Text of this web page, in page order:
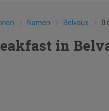
Namen Belvaux 0
in